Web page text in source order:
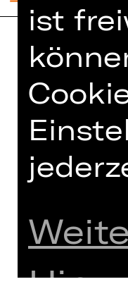
Home
Spielplan
Künstler*innen
Newsletter
Kartenkauf
Abos 26/27
Kontakt
ist